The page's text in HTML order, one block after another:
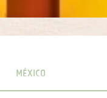
México